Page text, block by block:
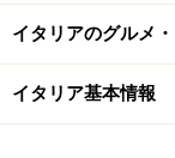
イタリアのグルメ
イタリア基本情報